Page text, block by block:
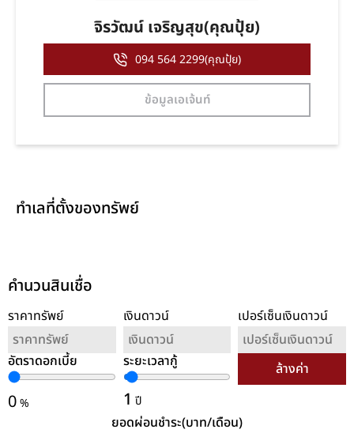
จิรวัฒน์ เจริญสุข(คุณปุ้ย)
094 564 2299(คุณปุ้ย)
ข้อมูลเอเจ้นท์
ทำเลที่ตั้งของทรัพย์
คำนวนสินเชื่อ
ราคาทรัพย์ เงินดาวน์ เปอร์เซ็นเงินดาวน์
อัตราดอกเบี้ย
0%
ระยะเวลากู้
1 ปี
ล้างค่า
ยอดผ่อนชำระ(บาท/เดือน)